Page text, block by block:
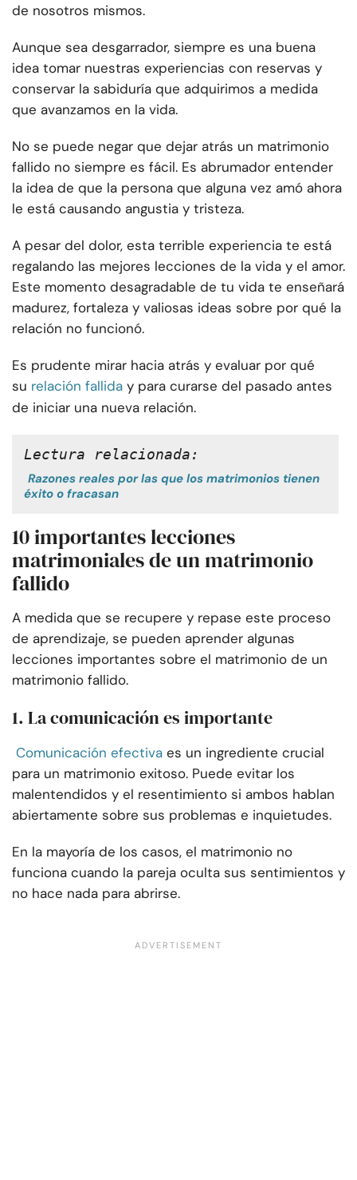
de nosotros mismos.
Aunque sea desgarrador, siempre es una buena
idea tomar nuestras experiencias con reservas y
conservar la sabiduría que adquirimos a medida
que avanzamos en la vida.
No se puede negar que dejar atrás un matrimonio
fallido no siempre es fácil. Es abrumador entender
la idea de que la persona que alguna vez amó ahora
le está causando angustia y tristeza.
A pesar del dolor, esta terrible experiencia te está
regalando las mejores lecciones de la vida y el amor.
Este momento desagradable de tu vida te enseñará
madurez, fortaleza y valiosas ideas sobre por qué la
relación no funcionó.
Es prudente mirar hacia atrás y evaluar por qué
su relación fallida y para curarse del pasado antes
de iniciar una nueva relación.
Lectura relacionada:
Razones reales por las que los matrimonios tienen
éxito o fracasan
10 importantes lecciones
matrimoniales de un matrimonio
fallido
A medida que se recupere y repase este proceso
de aprendizaje, se pueden aprender algunas
lecciones importantes sobre el matrimonio de un
matrimonio fallido.
1. La comunicación es importante
Comunicación efectiva es un ingrediente crucial
para un matrimonio exitoso. Puede evitar los
malentendidos y el resentimiento si ambos hablan
abiertamente sobre sus problemas e inquietudes.
En la mayoría de los casos, el matrimonio no
funciona cuando la pareja oculta sus sentimientos y
no hace nada para abrirse.